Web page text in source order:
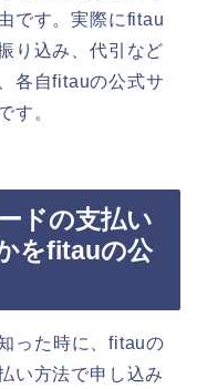
です。実際にfitau
り込み、代引など
各自fitauの公式サ
す。
ドの支払い
をfitauの公
った時に、fitauの
い方法で申し込み